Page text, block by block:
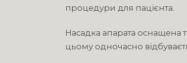
процедури для пацієнта.
Насадка апарата оснащена
цьому одночасно